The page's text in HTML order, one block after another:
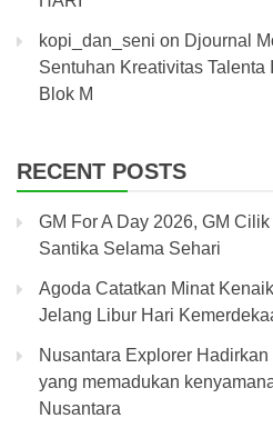
kopi_dan_seni on Djournal
Sentuhan Kreativitas
Blok M
RECENT POSTS
GM For A Day 2026, GM
Santika Selama Sehari
Agoda Catatkan Minat
Jelang Libur Hari
Nusantara Explorer
yang memadukan
Nusantara